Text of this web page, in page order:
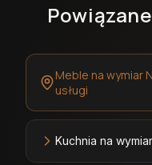
Meble na wymiar
usługi
Kuchnia na